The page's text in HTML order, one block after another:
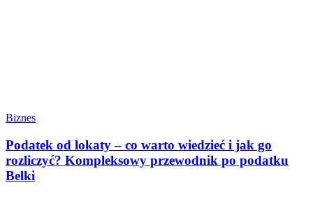
Biznes
Podatek od lokaty – co warto wiedzieć i jak go
rozliczyć? Kompleksowy przewodnik po podatku
Belki